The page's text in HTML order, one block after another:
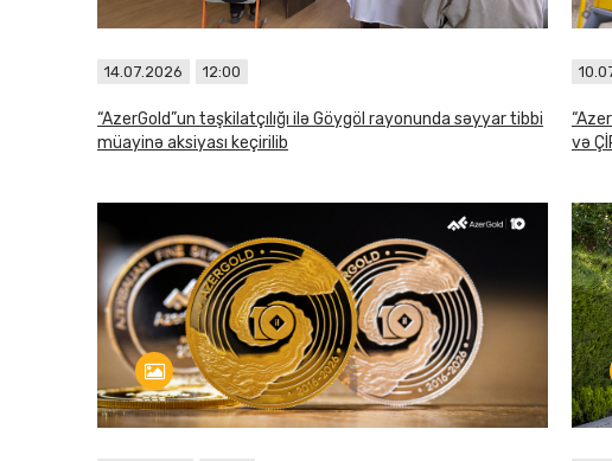
14.07.2026 12:00
“AzerGold”un təşkilatçılığı ilə Göygöl rayonunda səyyar tibbi
müayinə aksiyası keçirilib
və